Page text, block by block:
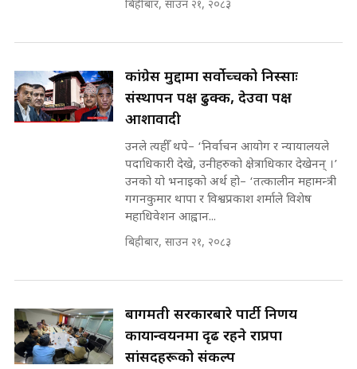
SIDHAKURA ||
मन्त्री राजकुमारलाई घुस दिने विचौलीया
||
मन्त्रीले घुस डिल गरेको अडियो ! दुई झोला
नोट मन्त्रीलाई घुस | SIDHAKURA |
मृतकका परिवारप्रति मेडिकल काउन्सीलको
बदनियत ! न्याय खोज्दै भौतारिदै सुवास
|| THE REPORTER ||
बिहीबार, साउन २१, २०८३
कांग्रेस मुद्दामा सर्वोच्चको निस्साः
संस्थापन पक्ष ढुक्क, देउवा पक्ष
आशावादी
उनले त्यहीँ थपे– ‘निर्वाचन आयोग र न्यायालयले
पदाधिकारी देखे, उनीहरुको क्षेत्राधिकार देखेनन् ।’
उनको यो भनाइको अर्थ हो– ‘तत्कालीन महामन्त्री
गगनकुमार थापा र विश्वप्रकाश शर्माले विशेष
महाधिवेशन आह्वान...
बिहीबार, साउन २१, २०८३
बागमती सरकारबारे पार्टी निर्णय
कार्यान्वयनमा दृढ रहने राप्रपा
सांसदहरूको संकल्प